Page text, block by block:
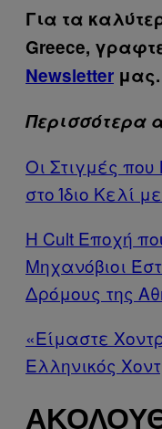
Για τα
Greece,
Newsletter μας.
Περισσότερα
Οι Στιγμές
στο Ίδιο Κελί
Η Cult Εποχή
Μηχανόβιοι
Δρόμους της
«Είμαστε
Ελληνικός